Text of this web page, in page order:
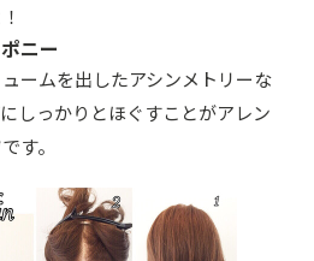
ニー
ームを出したアシンメトリーな
しっかりとほぐすことがアレン
す。